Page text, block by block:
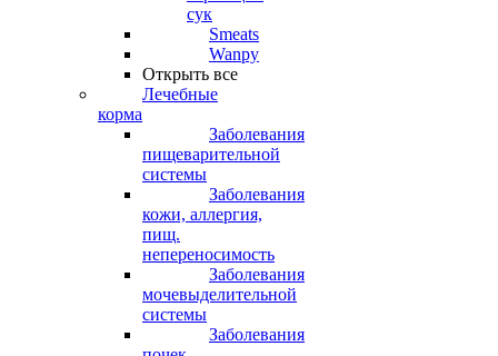
сук
Smeats
Wanpy
Открыть все
Лечебные
корма
Заболевания
пищеварительной
системы
Заболевания
кожи, аллергия,
пищ.
непереносимость
Заболевания
мочевыделительной
системы
Заболевания